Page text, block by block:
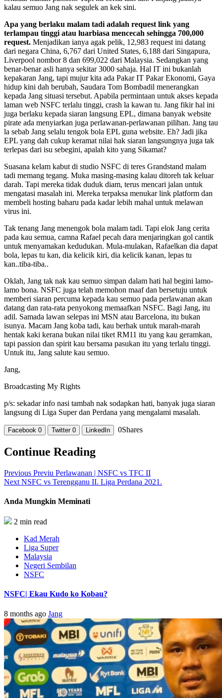
kalau semuo Jang nak segulek an kek sini.
Apa yang berlaku malam tadi adalah request link yang
terlampau tinggi atau luarbiasa mencecah sehingga 700,000
request. Menjadikan ianya agak pelik, 12,983 request ini datang
dari negara China, 6,767 dari United States, 6,188 dari Singapura,
Liverpool nombor 8 dan 699,022 dari Malaysia. Sedangkan yang
benar-benar asli hanya sekitar 3000 sahaja. Hal IT ini bukanlah
kepakaran Jang, tapi mujur kita ada Pakar IT Pakar Ekonomi, Gaya
hidup kini dah berubah, Saudara Tom Bombadil menerangkan
kepada Jang situasi tersebut. Apabila permintaan untuk akses kepada
laman web NSFC terlalu tinggi, crash la kawan tu. Jang fikir hal ini
juga berlaku kepada siaran langsung EPL, dimana banyak website
pirate ada menyiarkan juga perlawanan-perlawanan pilihan. Jang tau
la sebab Jang selalu tengok bola EPL guna website. Eh? Jadi jika
EPL yang dah cukup keramat nilai hak siaran langsungnya juga tak
terlepas dari isu sebegini, apalah kito yang Sikamat?
Suasana kelam kabut di studio NSFC di teres Grandstand malam
tadi memang tegang. Muka masing-masing kalau ditoreh tak keluar
darah. Tapi mereka tidak duduk diam, terus mencari jalan untuk
mengatasi masalah ini. Mereka terpaksa menukar link platform dan
membeli hosting baharu pada kadar lebih mahal untuk melawan
virus ini.
Tak tenang Jang menengok bola malam tadi. Tapi elok Jang cerita
pada kau semua, camna Rafael pecah dara menjaringkan gol cantik
untuk menyamakan kedudukan. Mula-mulakan, Rafaelkan dia dapat
bola, lepas tu kan, dia kelicik kiri, dia kelicik kanan, lepas tu
kan..tiba-tiba..
Oklah, Jang tak nak kau semuo simpan dalam hati hal begini lamo-
lamo bona. NSFC juga telah memohon maaf dan bersetuju untuk
memberi siaran percuma kepada kau semuo pada perlawanan akan
datang dan rata-rata penyokong memaafkan NSFC. Bagi Jang, itu
adil. Samada lawan selepas ini MSN atau Barcelona, itu bukan
isunya. Macam Jang koba tadi, kau berhak untuk marah-marah
hentak kaki kerana bukan nilai tiket RM11 itu yang kau geramkan,
tapi passion dan spirit kau bersama pasukan itu yang terlalu tinggi.
Untuk itu, Jang salute kau semuo.
Jang,
Broadcasting My Rights
p/s: sekadar info nasi tambah nak sodapkan hati, banyak juga siaran
langsung di Liga Super dan Perdana yang mengalami masalah.
Facebook 0 Twitter 0 LinkedIn 0Shares
Continue Reading
Previous Previu Perlawanan | NSFC vs TFC II
Next NSFC vs Terengganu II. Liga Perdana 2021.
Anda Mungkin Meminati
2 min read
Kad Merah
Liga Super
Malaysia
Negeri Sembilan
NSFC
NSFC| Ekau Kudo ko Kobau?
8 months ago Jang